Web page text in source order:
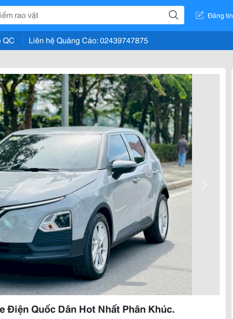
Đăng tin
QC Liên hệ Quảng Cáo: 02439747875
Điện Quốc Dân Hot Nhất Phân Khúc.